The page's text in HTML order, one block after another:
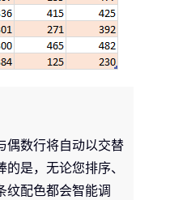
偶数行将自动以交替
是，无论您排序、
纹配色都会智能调